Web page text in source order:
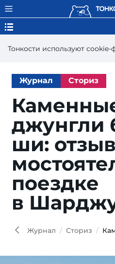
Тонкости используют сookie-
Журнал Сториз
джунгли
ши:
по­езд­ке
в
Журнал Сториз